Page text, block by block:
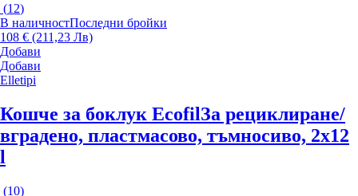
(12)
В наличностПоследни бройки
108 € (211,23 Лв)
Добави
Добави
Elletipi
Кошче за боклук EcofilЗа рециклиране/
вградено, пластмасово, тъмносиво, 2x12
l
(10)